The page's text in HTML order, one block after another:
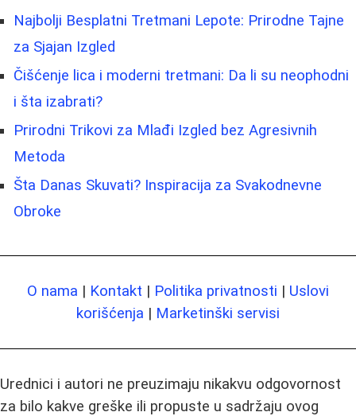
Najbolji Besplatni Tretmani Lepote: Prirodne Tajne
za Sjajan Izgled
Čišćenje lica i moderni tretmani: Da li su neophodni
i šta izabrati?
Prirodni Trikovi za Mlađi Izgled bez Agresivnih
Metoda
Šta Danas Skuvati? Inspiracija za Svakodnevne
Obroke
O nama | Kontakt | Politika privatnosti | Uslovi
korišćenja | Marketinški servisi
Urednici i autori ne preuzimaju nikakvu odgovornost
za bilo kakve greške ili propuste u sadržaju ovog